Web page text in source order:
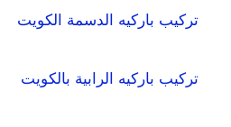
تركيب باركيه الدسمة الكويت
تركيب باركيه الرابية بالكويت